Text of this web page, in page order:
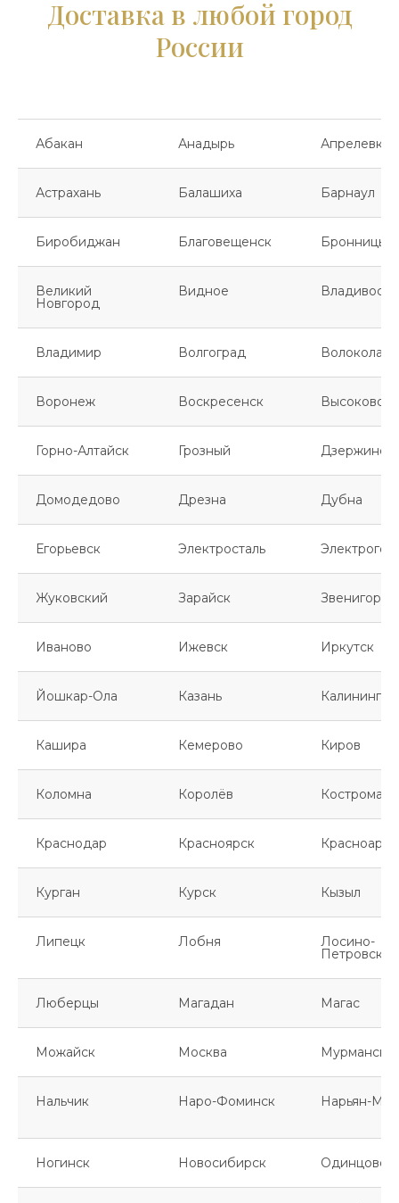
Доставка в любой город
России
Абакан Анадырь Апрелевка
Астрахань Балашиха Барнаул
Биробиджан Благовещенск Бронницы
Великий
Новгород
Видное
Владимир Волгоград
Воронеж Воскресенск Высоковск
Горно-Алтайск Грозный
Домодедово Дрезна Дубна
Егорьевск Электросталь
Жуковский Зарайск Звенигород
Иваново Ижевск Иркутск
Йошкар-Ола Казань
Кашира Кемерово Киров
Коломна Королёв Кострома
Краснодар Красноярск
Курган Курск Кызыл
Липецк Лобня Лосино-
Петровский
Люберцы Магадан Магас
Можайск Москва Мурманск
Нальчик Наро-Фоминск Нарьян-Мар
Ногинск Новосибирск Одинцово